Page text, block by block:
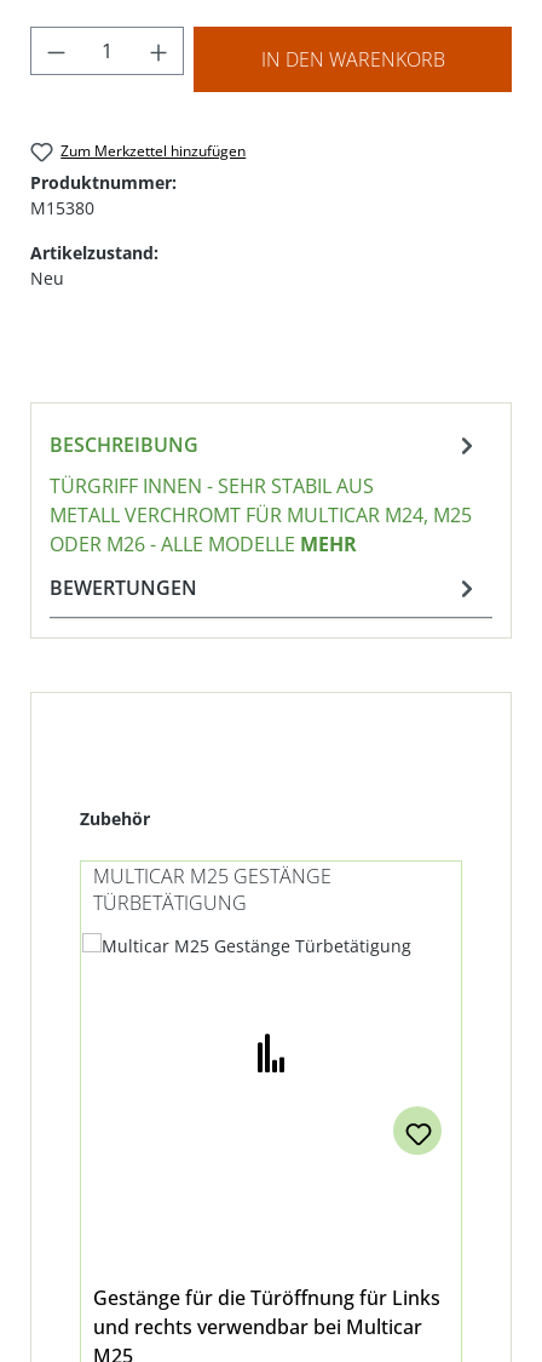
Produkt Anzahl: Gib den gewünschten
IN DEN WARENKORB
Zum Merkzettel hinzufügen
Produktnummer:
M15380
Artikelzustand:
Neu
BESCHREIBUNG
TÜRGRIFF INNEN - SEHR STABIL AUS
METALL VERCHROMT FÜR MULTICAR M24, M25
ODER M26 - ALLE MODELLE MEHR
BEWERTUNGEN
Produktgalerie überspringen
Zubehör
MULTICAR M25 GESTÄNGE
TÜRBETÄTIGUNG
Gestänge für die Türöffnung für Links
und rechts verwendbar bei Multicar
M25